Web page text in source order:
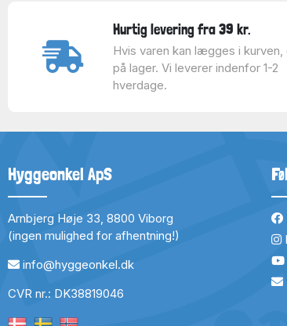
Hurtig levering fra 39 kr.
Hvis varen kan lægges i kurven,
på lager. Vi leverer indenfor 1-2
hverdage.
Hyggeonkel ApS
Arnbjerg Høje 33, 8800 Viborg
(ingen mulighed for afhentning!)
info@hyggeonkel.dk
CVR nr.: DK38819046